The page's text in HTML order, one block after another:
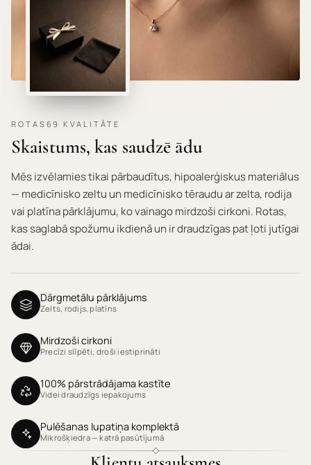
ROTAS69 KVALITĀTE
Skaistums, kas saudzē ādu
Mēs izvēlamies tikai pārbaudītus, hipoalerģiskus materiālus
— medicīnisko zeltu un medicīnisko tēraudu ar zelta, rodija
vai platīna pārklājumu, ko vainago mirdzoši cirkoni. Rotas,
kas saglabā spožumu ikdienā un ir draudzīgas pat ļoti jutīgai
ādai.
Dārgmetālu pārklājums
Zelts, rodijs, platīns
Mirdzoši cirkoni
Precīzi slīpēti, droši iestiprināti
100% pārstrādājama kastīte
Videi draudzīgs iepakojums
Pulēšanas lupatiņa komplektā
Mikrošķiedra — katrā pasūtījumā